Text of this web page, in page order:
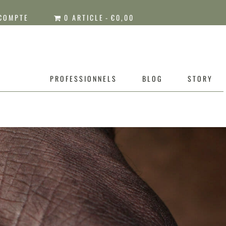
0 ARTICLE €0,00
PROFESSIONNELS BLOG STORY